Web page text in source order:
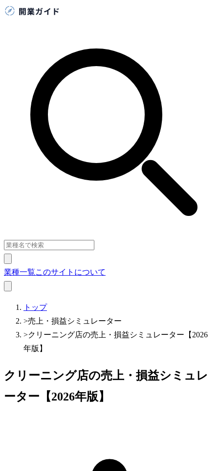
業種一覧このサイトについて
トップ
>売上・損益シミュレーター
>クリーニング店の売上・損益シミュレーター【2026
年版】
クリーニング店の売上・損益シミュレ
ーター【2026年版】